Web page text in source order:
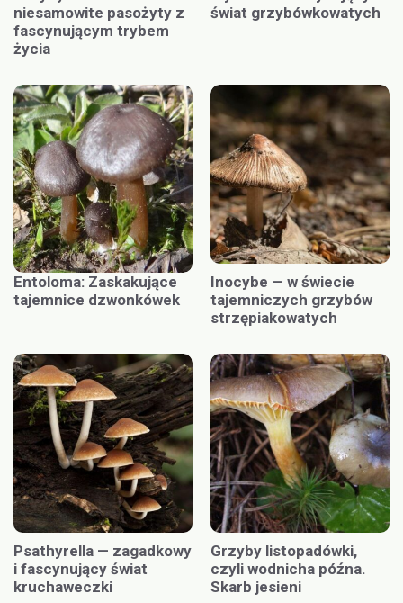
niesamowite pasożyty z
fascynującym trybem
życia
świat grzybówkowatych
Entoloma: Zaskakujące
tajemnice dzwonkówek
Inocybe — w świecie
tajemniczych grzybów
strzępiakowatych
Psathyrella — zagadkowy
i fascynujący świat
kruchaweczki
Grzyby listopadówki,
czyli wodnicha późna.
Skarb jesieni